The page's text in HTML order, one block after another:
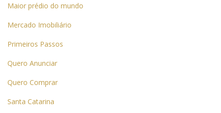
Maior prédio do mundo
Mercado Imobiliário
Primeiros Passos
Quero Anunciar
Quero Comprar
Santa Catarina